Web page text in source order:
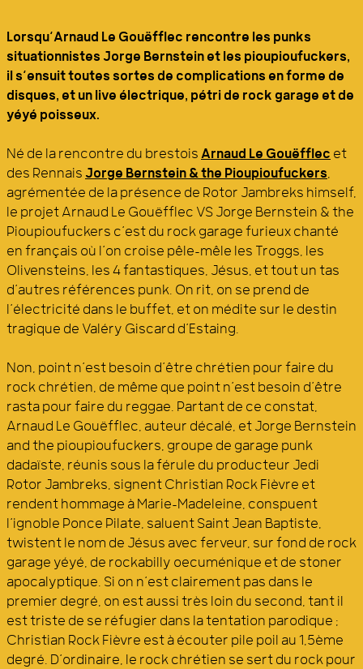
Lorsqu’Arnaud Le Gouëfflec rencontre les punks
situationnistes Jorge Bernstein et les pioupioufuckers,
il s’ensuit toutes sortes de complications en forme de
disques, et un live électrique, pétri de rock garage et de
yéyé poisseux.
Né de la rencontre du brestois Arnaud Le Gouëfflec et
des Rennais Jorge Bernstein & the Pioupioufuckers,
agrémentée de la présence de Rotor Jambreks himself,
le projet Arnaud Le Gouëfflec VS Jorge Bernstein & the
Pioupioufuckers c’est du rock garage furieux chanté
en français où l’on croise pêle-mêle les Troggs, les
Olivensteins, les 4 fantastiques, Jésus, et tout un tas
d’autres références punk. On rit, on se prend de
l’électricité dans le buffet, et on médite sur le destin
tragique de Valéry Giscard d’Estaing.
Non, point n’est besoin d’être chrétien pour faire du
rock chrétien, de même que point n’est besoin d’être
rasta pour faire du reggae. Partant de ce constat,
Arnaud Le Gouëfflec, auteur décalé, et Jorge Bernstein
and the pioupioufuckers, groupe de garage punk
dadaïste, réunis sous la férule du producteur Jedi
Rotor Jambreks, signent Christian Rock Fièvre et
rendent hommage à Marie-Madeleine, conspuent
l’ignoble Ponce Pilate, saluent Saint Jean Baptiste,
twistent le nom de Jésus avec ferveur, sur fond de rock
garage yéyé, de rockabilly oecuménique et de stoner
apocalyptique. Si on n’est clairement pas dans le
premier degré, on est aussi très loin du second, tant il
est triste de se réfugier dans la tentation parodique :
Christian Rock Fièvre est à écouter pile poil au 1,5ème
degré. D’ordinaire, le rock chrétien se sert du rock pour